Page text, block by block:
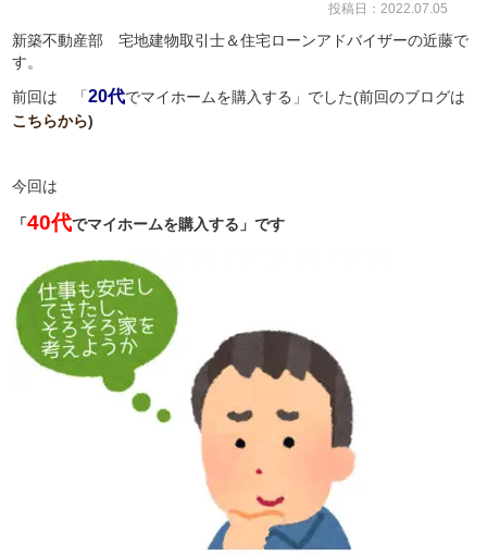
投稿日：2022.07.05
新築不動産部 宅地建物取引士＆住宅ローンアドバイザーの近藤で
す。
前回は 「20代でマイホームを購入する」でした(前回のブログは
こちらから)
今回は
「40代でマイホームを購入する」です